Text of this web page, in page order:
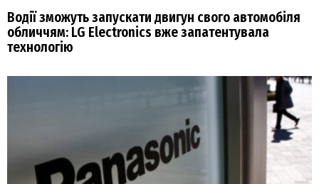
Водії зможуть запускати двигун свого автомобіля
обличчям: LG Electronics вже запатентувала
технологію